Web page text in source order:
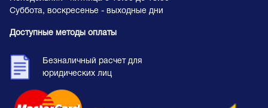
Суббота, воскресенье - выходные дни
Доступные методы оплаты
Безналичный расчет для
юридических лиц